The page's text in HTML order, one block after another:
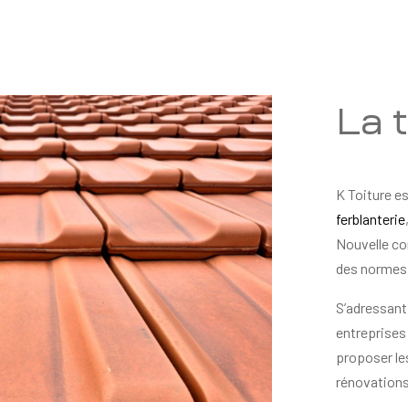
La
K Toiture
ferblanterie,
Nouvelle
des
proposer